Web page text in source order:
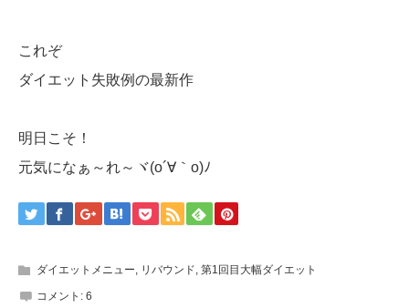
これぞ
ダイエット失敗例の最新作
明日こそ！
元気になぁ～れ～ヾ(o´∀｀o)ﾉ
ダイエットメニュー, リバウンド, 第1回目大幅ダイエット
コメント: 6